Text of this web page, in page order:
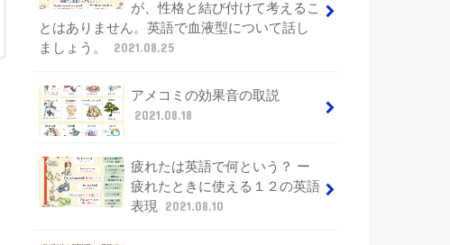
が、性格と結び付けて考えるこ
とはありません。英語で血液型について話し
ましょう。
2021.08.25
アメコミの効果音の取説
2021.08.18
疲れたは英語で何という？ ー
疲れたときに使える１２の英語
表現
2021.08.10